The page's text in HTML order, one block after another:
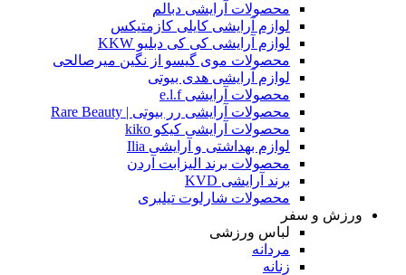
محصولات آرایشی دبالم
لوازم آرایشی کایلی کازمتیکس
لوازم آرایشی کی کی دبلیو KKW
محصولات موی گیسو از نگین میرصالحی
لوازم آرایشی هدی بیوتی
محصولات آرایشی e.l.f
محصولات آرایشی رر بیوتی | Rare Beauty
محصولات آرایشی کیکو kiko
لوازم بهداشتی و آرایشی Ilia
محصولات برند الیزابت آردن
برند آرایشی KVD
محصولات شارلوت تیلبری
ورزش و سفر
لباس ورزشی
مردانه
زنانه